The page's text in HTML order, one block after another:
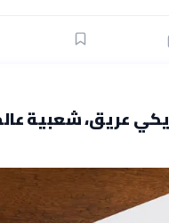
عريق، شعبية